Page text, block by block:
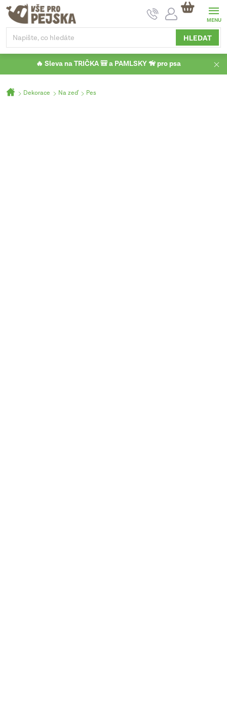
Přejít
obsah
HLEDAT
NÁKUPNÍ
KOŠÍK
🔥 Sleva na TRIČKA 🎒 a PAMLSKY 🦮 pro psa
DomůDekorace Na zeď Pes